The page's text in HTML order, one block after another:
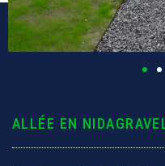
Portail
Pergola & Abri
Clôture
ALLÉE EN